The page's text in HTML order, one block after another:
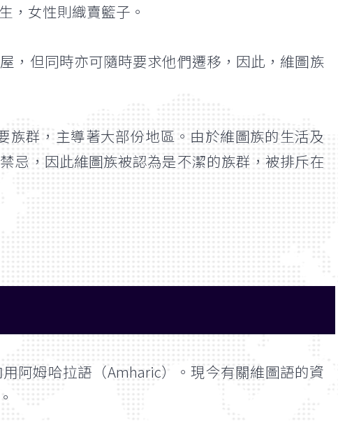
，女性則織賣籃子。
，但同時亦可隨時要求他們遷移，因此，維圖族
群，主導著大部份地區。由於維圖族的生活及
忌，因此維圖族被認為是不潔的族群，被排斥在
阿姆哈拉語（Amharic）。現今有關維圖語的資